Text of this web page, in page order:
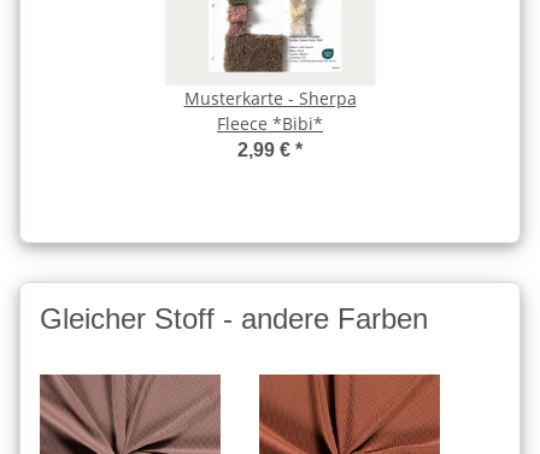
Musterkarte - Sherpa
Fleece *Bibi*
2,99 € *
Gleicher Stoff - andere Farben